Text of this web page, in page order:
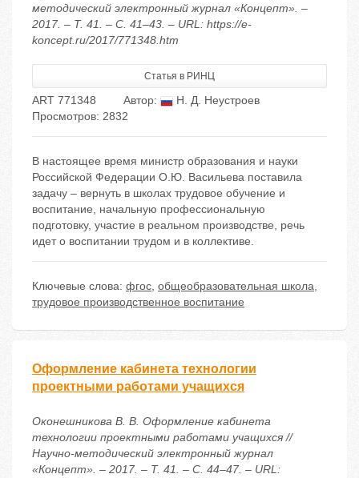
методический электронный журнал «Концепт». –
2017. – Т. 41. – С. 41–43. – URL: https://e-
koncept.ru/2017/771348.htm
Статья в РИНЦ
ART 771348 Автор:
Н. Д. Неустроев
Просмотров: 2832
В настоящее время министр образования и науки
Российской Федерации О.Ю. Васильева поставила
задачу – вернуть в школах трудовое обучение и
воспитание, начальную профессиональную
подготовку, участие в реальном производстве, речь
идет о воспитании трудом и в коллективе.
Ключевые слова: фгос, общеобразовательная школа,
трудовое производственное воспитание
Оформление кабинета технологии
проектными работами учащихся
Оконешникова В. В. Оформление кабинета
технологии проектными работами учащихся //
Научно-методический электронный журнал
«Концепт». – 2017. – Т. 41. – С. 44–47. – URL: